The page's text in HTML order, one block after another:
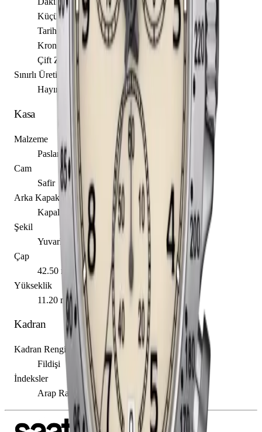
Küçük Saniye
Tarih
Kronograf
Çift Zaman Ölçer
Sınırlı Üretim
Hayır
Kasa
Malzeme
Paslanmaz Çelik
Cam
Safir
Arka Kapak
Kapalı
Şekil
Yuvarlak
Çap
42.50 mm
Yükseklik
11.20 mm
Kadran
Kadran Rengi
Fildişi
İndeksler
Arap Rakamı